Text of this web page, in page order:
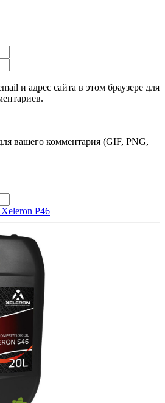
и адрес сайта в этом браузере для
вашего комментария (GIF, PNG,